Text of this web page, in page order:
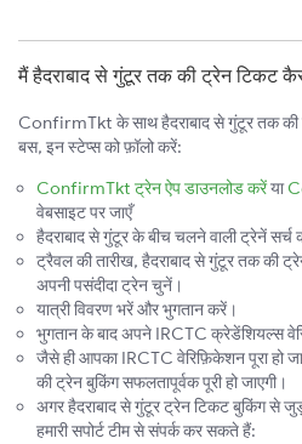
मैं हैदराबाद से गुंटूर तक की ट्रेन टिकट
ConfirmTkt के साथ हैदराबाद से गुंटूर तक
बस, इन स्टेप्स को फ़ॉलो करें:
ConfirmTkt ट्रेन ऐप डाउनलोड करेंया
वेबसाइट पर जाएँ
हैदराबाद से गुंटूर के बीच चलने वाली ट्रेनें सर्च
ट्रैवल की तारीख, हैदराबाद से गुंटूर तक की
अपनी पसंदीदा ट्रेन चुनें।
यात्री विवरण भरें और भुगतान करें।
भुगतान के बाद अपने IRCTC क्रेडेंशियल्स
जैसे ही आपका IRCTC वेरिफ़िकेशन पूरा हो
की ट्रेन बुकिंग सफलतापूर्वक पूरी हो जाएगी।
अगर हैदराबाद से गुंटूर ट्रेन टिकट बुकिंग से
हमारी सपोर्ट टीम से संपर्क कर सकते हैं: